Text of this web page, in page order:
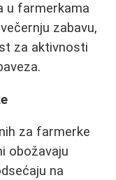
u farmerkama
zabavu,
za aktivnosti
za farmerke
obožavaju
na